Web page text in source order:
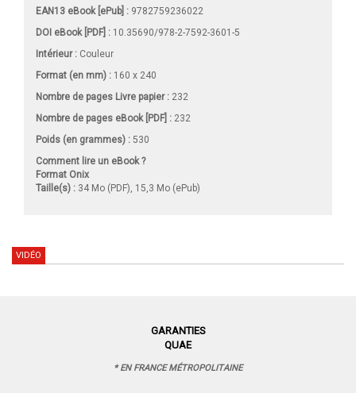
EAN13 eBook [ePub] : 9782759236022
DOI eBook [PDF] : 10.35690/978-2-7592-3601-5
Intérieur : Couleur
Format (en mm) : 160 x 240
Nombre de pages Livre papier: 232
Nombre de pages eBook [PDF] : 232
Poids (en grammes) : 530
Comment lire un eBook ?
Format Onix
Taille(s) : 34 Mo (PDF), 15,3 Mo (ePub)
VIDÉO
GARANTIES
QUAE
* EN FRANCE MÉTROPOLITAINE